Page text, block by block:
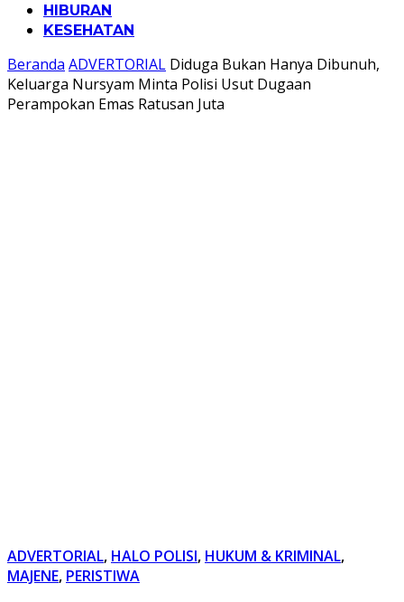
HIBURAN
KESEHATAN
Beranda ADVERTORIAL Diduga Bukan Hanya Dibunuh,
Keluarga Nursyam Minta Polisi Usut Dugaan
Perampokan Emas Ratusan Juta
ADVERTORIAL, HALO POLISI, HUKUM & KRIMINAL,
MAJENE, PERISTIWA